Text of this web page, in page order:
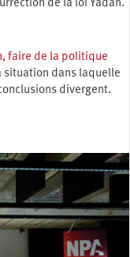
de la loi Yadan.
faire de la politique
situation dans laquelle
divergent.